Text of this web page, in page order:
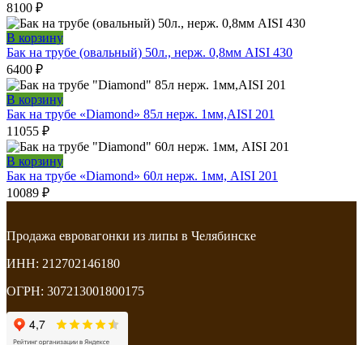
8100 ₽
В корзину
Бак на трубе (овальный) 50л., нерж. 0,8мм AISI 430
6400 ₽
В корзину
Бак на трубе «Diamond» 85л нерж. 1мм,AISI 201
11055 ₽
В корзину
Бак на трубе «Diamond» 60л нерж. 1мм, AISI 201
10089 ₽
Продажа евровагонки из липы в Челябинске
ИНН: 212702146180
ОГРН: 307213001800175